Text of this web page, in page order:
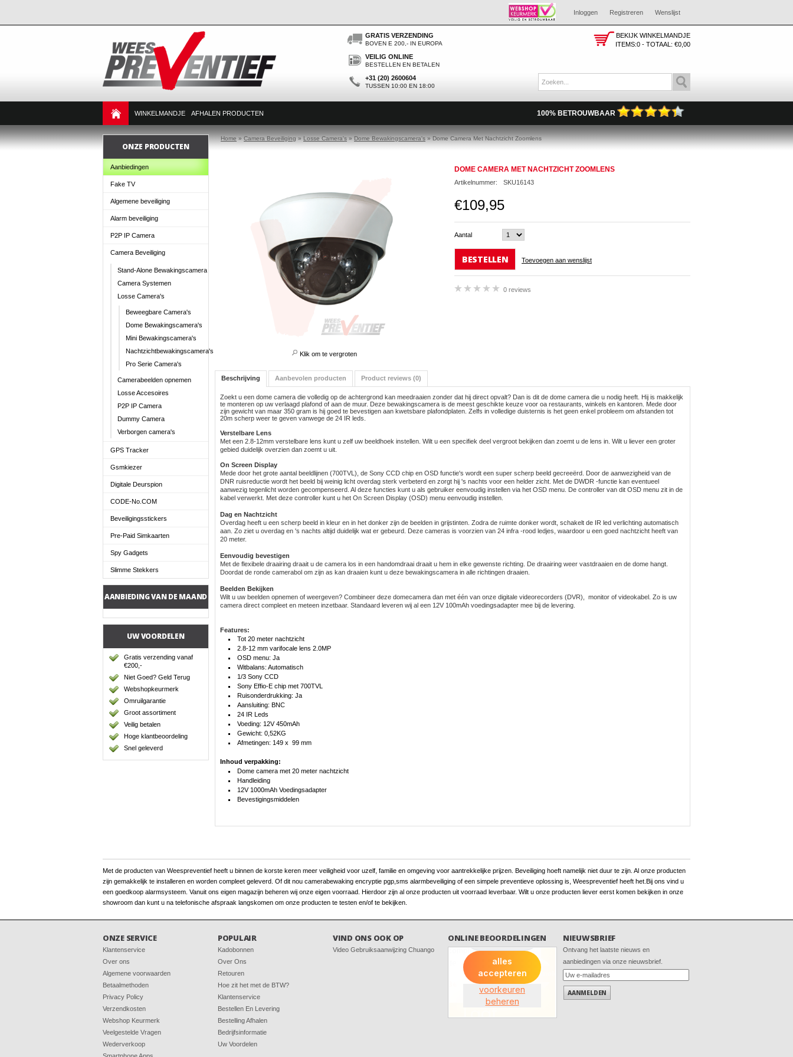
Inloggen Registreren Wenslijst
GRATIS VERZENDING
BOVEN E 200,- IN EUROPA
VEILIG ONLINE
BESTELLEN EN BETALEN
+31 (20) 2600604
TUSSEN 10:00 EN 18:00
BEKIJK WINKELMANDJE
ITEMS:0 - TOTAAL: €0,00
WINKELMANDJE AFHALEN PRODUCTEN 100% BETROUWBAAR
ONZE PRODUCTEN
Aanbiedingen
Fake TV
Algemene beveiliging
Alarm beveiliging
P2P IP Camera
Camera Beveiliging
Stand-Alone Bewakingscamera
Camera Systemen
Losse Camera's
Beweegbare Camera's
Dome Bewakingscamera's
Mini Bewakingscamera's
Nachtzichtbewakingscamera's
Pro Serie Camera's
Camerabeelden opnemen
Losse Accesoires
P2P IP Camera
Dummy Camera
Verborgen camera's
GPS Tracker
Gsmkiezer
Digitale Deurspion
CODE-No.COM
Beveiligingsstickers
Pre-Paid Simkaarten
Spy Gadgets
Slimme Stekkers
AANBIEDING VAN DE MAAND
UW VOORDELEN
Gratis verzending vanaf
€200,-
Niet Goed? Geld Terug
Webshopkeurmerk
Omruilgarantie
Groot assortiment
Veilig betalen
Hoge klantbeoordeling
Snel geleverd
Home»Camera Beveiliging»Losse Camera's»Dome Bewakingscamera's»Dome Camera Met Nachtzicht Zoomlens
Klik om te vergroten
DOME CAMERA MET NACHTZICHT ZOOMLENS
Artikelnummer: SKU16143
€109,95
Aantal
BESTELLEN Toevoegen aan wenslijst
0 reviews
Beschrijving Aanbevolen producten Product reviews (0)
Zoekt u een dome camera die volledig op de achtergrond kan meedraaien zonder dat hij direct opvalt? Dan is dit de dome camera die u nodig heeft. Hij is makkelijk
te monteren op uw verlaagd plafond of aan de muur. Deze bewakingscamera is de meest geschikte keuze voor oa restaurants, winkels en kantoren. Mede door
zijn gewicht van maar 350 gram is hij goed te bevestigen aan kwetsbare plafondplaten. Zelfs in volledige duisternis is het geen enkel probleem om afstanden tot
20m scherp weer te geven vanwege de 24 IR leds.
Verstelbare Lens
Met een 2.8-12mm verstelbare lens kunt u zelf uw beeldhoek instellen. Wilt u een specifiek deel vergroot bekijken dan zoemt u de lens in. Wilt u liever een groter
gebied duidelijk overzien dan zoemt u uit.
On Screen Display
Mede door het grote aantal beeldlijnen (700TVL), de Sony CCD chip en OSD functie's wordt een super scherp beeld gecreeërd. Door de aanwezigheid van de
DNR ruisreductie wordt het beeld bij weinig licht overdag sterk verbeterd en zorgt hij 's nachts voor een helder zicht. Met de DWDR -functie kan eventueel
aanwezig tegenlicht worden gecompenseerd. Al deze functies kunt u als gebruiker eenvoudig instellen via het OSD menu. De controller van dit OSD menu zit in de
kabel verwerkt. Met deze controller kunt u het On Screen Display (OSD) menu eenvoudig instellen.
Dag en Nachtzicht
Overdag heeft u een scherp beeld in kleur en in het donker zijn de beelden in grijstinten. Zodra de ruimte donker wordt, schakelt de IR led verlichting automatisch
aan. Zo ziet u overdag en 's nachts altijd duidelijk wat er gebeurd. Deze cameras is voorzien van 24 infra -rood ledjes, waardoor u een goed nachtzicht heeft van
20 meter.
Eenvoudig bevestigen
Met de flexibele draairing draait u de camera los in een handomdraai draait u hem in elke gewenste richting. De draairing weer vastdraaien en de dome hangt.
Doordat de ronde camerabol om zijn as kan draaien kunt u deze bewakingscamera in alle richtingen draaien.
Beelden Bekijken
Wilt u uw beelden opnemen of weergeven? Combineer deze domecamera dan met één van onze digitale videorecorders (DVR), monitor of videokabel. Zo is uw
camera direct compleet en meteen inzetbaar. Standaard leveren wij al een 12V 100mAh voedingsadapter mee bij de levering.
Features:
Tot 20 meter nachtzicht
2.8-12 mm varifocale lens 2.0MP
OSD menu: Ja
Witbalans: Automatisch
1/3 Sony CCD
Sony Effio-E chip met 700TVL
Ruisonderdrukking: Ja
Aansluiting: BNC
24 IR Leds
Voeding: 12V 450mAh
Gewicht: 0,52KG
Afmetingen: 149 x 99 mm
Inhoud verpakking:
Dome camera met 20 meter nachtzicht
Handleiding
12V 1000mAh Voedingsadapter
Bevestigingsmiddelen
Met de producten van Weespreventief heeft u binnen de korste keren meer veiligheid voor uzelf, familie en omgeving voor aantrekkelijke prijzen. Beveiliging hoeft namelijk niet duur te zijn. Al onze producten
zijn gemakkelijk te installeren en worden compleet geleverd. Of dit nou camerabewaking encryptie pgp,sms alarmbeveiliging of een simpele preventieve oplossing is, Weespreventief heeft het.Bij ons vind u
een goedkoop alarmsysteem. Vanuit ons eigen magazijn beheren wij onze eigen voorraad. Hierdoor zijn al onze producten uit voorraad leverbaar. Wilt u onze producten liever eerst komen bekijken in onze
showroom dan kunt u na telefonische afspraak langskomen om onze producten te testen en/of te bekijken.
ONZE SERVICE
Klantenservice
Over ons
Algemene voorwaarden
Betaalmethoden
Privacy Policy
Verzendkosten
Webshop Keurmerk
Veelgestelde Vragen
Wederverkoop
POPULAIR
Kadobonnen
Over Ons
Retouren
Hoe zit het met de BTW?
Klantenservice
Bestellen En Levering
Bestelling Afhalen
Bedrijfsinformatie
Uw Voordelen
VIND ONS OOK OP
Video Gebruiksaanwijzing Chuango
ONLINE BEOORDELINGEN NIEUWSBRIEF
Ontvang het laatste nieuws en
aanbiedingen via onze nieuwsbrief.
AANMELDEN